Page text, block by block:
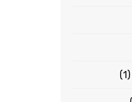
(1)